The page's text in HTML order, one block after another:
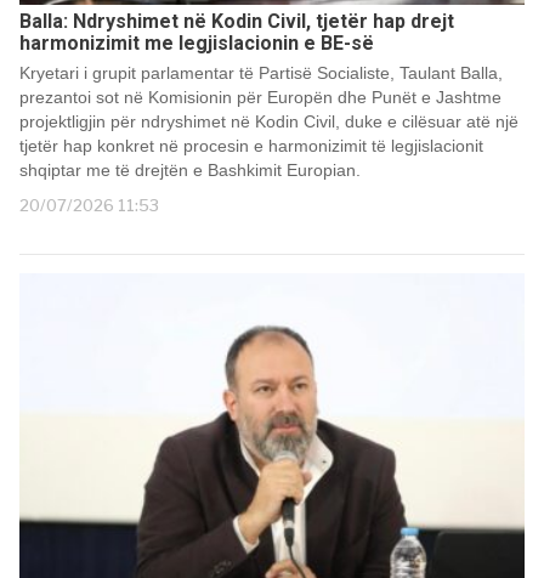
Balla: Ndryshimet në Kodin Civil, tjetër hap drejt
harmonizimit me legjislacionin e BE-së
Kryetari i grupit parlamentar të Partisë Socialiste, Taulant Balla,
prezantoi sot në Komisionin për Europën dhe Punët e Jashtme
projektligjin për ndryshimet në Kodin Civil, duke e cilësuar atë një
tjetër hap konkret në procesin e harmonizimit të legjislacionit
shqiptar me të drejtën e Bashkimit Europian.
20/07/2026 11:53